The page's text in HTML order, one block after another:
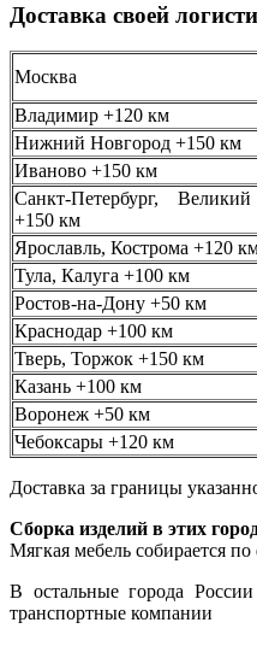
Доставка своей
Москва
Владимир +120 км
Нижний Новгород +150 км
Иваново +150 км
Санкт-Петербург,
+150 км
Ярославль, Кострома +120
Тула, Калуга +100 км
Ростов-на-Дону +50 км
Краснодар +100 км
Тверь, Торжок +150 км
Казань +100 км
Воронеж +50 км
Чебоксары +120 км
Доставка за границы
Сборка изделий в этих
Мягкая мебель собирается
В остальные города России
транспортные компании